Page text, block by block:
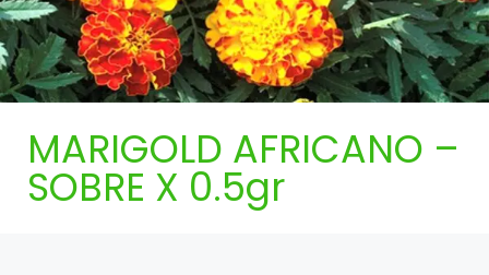
MARIGOLD AFRICANO –
SOBRE X 0.5gr